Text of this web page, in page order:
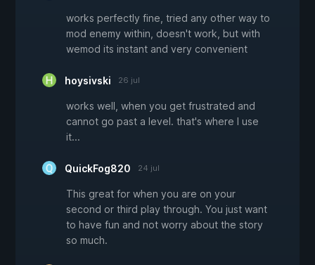
works perfectly fine, tried any other way to
mod enemy within, doesn't work, but with
wemod its instant and very convenient
hoysivski 26 jul
works well, when you get frustrated and
cannot go past a level. that's where I use
it...
QuickFog820 24 jul
This great for when you are on your
second or third play through. You just want
to have fun and not worry about the story
so much.